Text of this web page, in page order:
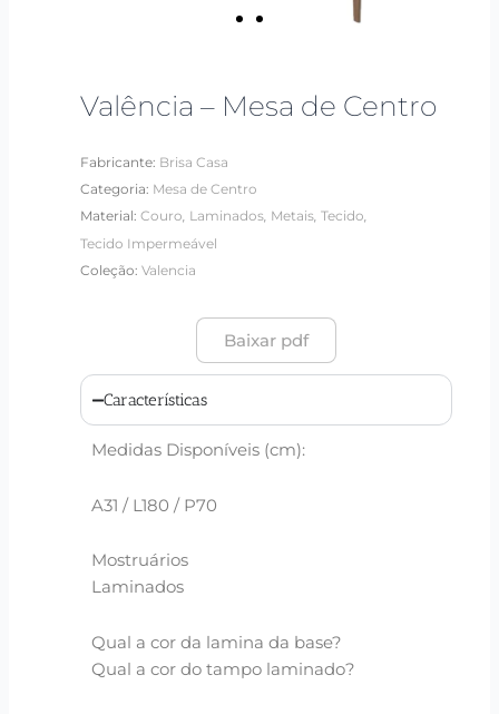
Valência – Mesa de Centro
Fabricante: Brisa Casa
Categoria: Mesa de Centro
Material:Couro, Laminados, Metais, Tecido,
Tecido Impermeável
Coleção:Valencia
Baixar pdf
Características
Medidas Disponíveis (cm):
A31 / L180 / P70
Mostruários
Laminados
Qual a cor da lamina da base?
Qual a cor do tampo laminado?